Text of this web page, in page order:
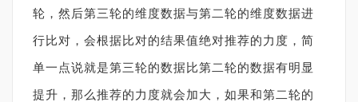
轮，然后第三轮的维度数据与第二轮的维度数据进
行比对，会根据比对的结果值绝对推荐的力度，简
单一点说就是第三轮的数据比第二轮的数据有明显
提升，那么推荐的力度就会加大，如果和第二轮的